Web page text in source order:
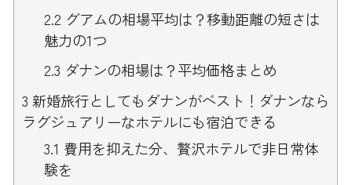
2.2 グアムの相場平均は？移動距離の短さは
魅力の1つ
2.3 ダナンの相場は？平均価格まとめ
3 新婚旅行としてもダナンがベスト！ダナンなら
ラグジュアリーなホテルにも宿泊できる
3.1 費用を抑えた分、贅沢ホテルで非日常体
験を